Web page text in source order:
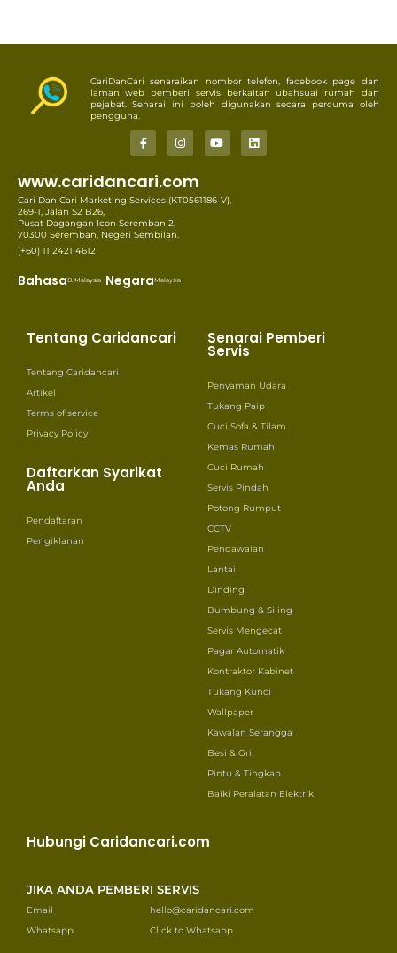
CariDanCari senaraikan nombor telefon, facebook page dan
laman web pemberi servis berkaitan ubahsuai rumah dan
pejabat. Senarai ini boleh digunakan secara percuma oleh
pengguna.
www.caridancari.com
Cari Dan Cari Marketing Services (KT0561186-V),
269-1, Jalan S2 B26,
Pusat Dagangan Icon Seremban 2,
70300 Seremban, Negeri Sembilan.
(+60) 11 2421 4612
BahasaB. Malaysia NegaraMalaysia
Tentang Caridancari
Tentang Caridancari
Artikel
Terms of service
Privacy Policy
Daftarkan Syarikat
Anda
Pendaftaran
Pengiklanan
Senarai Pemberi
Servis
Penyaman Udara
Tukang Paip
Cuci Sofa & Tilam
Kemas Rumah
Cuci Rumah
Servis Pindah
Potong Rumput
CCTV
Pendawaian
Lantai
Dinding
Bumbung & Siling
Servis Mengecat
Pagar Automatik
Kontraktor Kabinet
Tukang Kunci
Wallpaper
Kawalan Serangga
Besi & Gril
Pintu & Tingkap
Baiki Peralatan Elektrik
Hubungi Caridancari.com
JIKA ANDA PEMBERI SERVIS
Email
hello@caridancari.com
Whatsapp
Click to Whatsapp